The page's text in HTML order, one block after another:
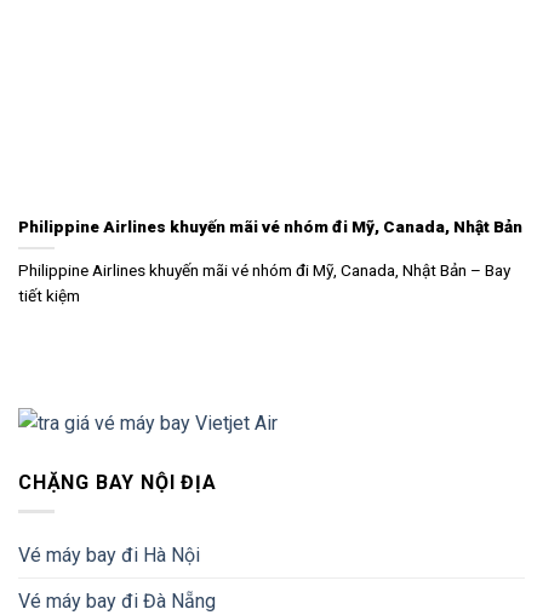
Philippine Airlines khuyến mãi vé nhóm đi Mỹ, Canada, Nhật Bản
Philippine Airlines khuyến mãi vé nhóm đi Mỹ, Canada, Nhật Bản – Bay
tiết kiệm
CHẶNG BAY NỘI ĐỊA
Vé máy bay đi Hà Nội
Vé máy bay đi Đà Nẵng